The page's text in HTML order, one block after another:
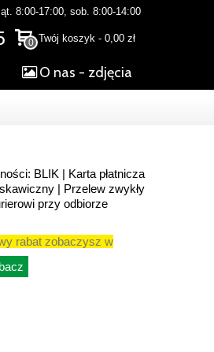
8:00-17:00, sob. 8:00-14:00
0 Twój koszyk - 0,00 zł
O nas - zdjęcia
BLIK | Karta płatnicza
| Przelew zwykły
przy odbiorze
rabat zobaczysz w